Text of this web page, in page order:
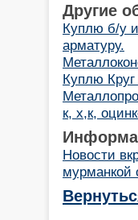
Другие
Куплю б/у
арматуру.
Куплю
к, х,к,
Новости
мурманкой